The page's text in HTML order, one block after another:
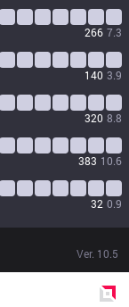
266 7.3
140 3.9
320 8.8
383 10.6
32 0.9
Ver. 10.5